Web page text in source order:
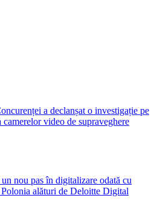
a declanșat o investigație pe
video de supraveghere
nou pas în digitalizare odată cu
alături de Deloitte Digital